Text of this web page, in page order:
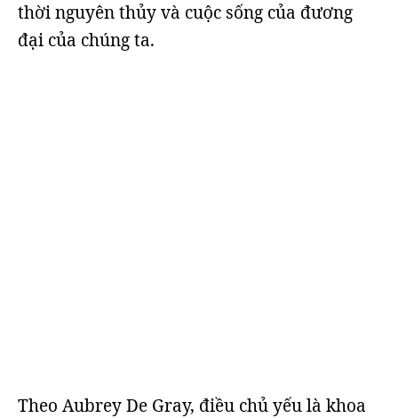
thời nguyên thủy và cuộc sống của đương
đại của chúng ta.
Theo Aubrey De Gray, điều chủ yếu là khoa